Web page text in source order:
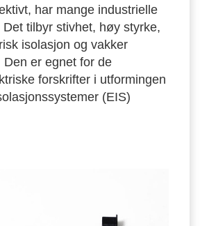
har mange industrielle
Det tilbyr stivhet, høy styrke,
isolasjon og vakker
er egnet for de
forskrifter i utformingen
(EIS)